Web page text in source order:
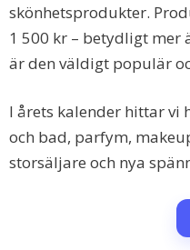
skönhetsprodukter.
1 500 kr – betydligt mer
är den väldigt populär
I årets kalender hittar vi
och bad, parfym,
storsäljare och nya